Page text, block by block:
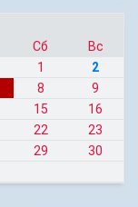
Сб
Вс
1
2
8
9
15
16
22
23
29
30